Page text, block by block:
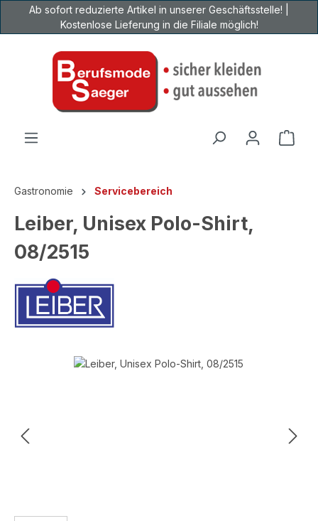
Zum Hauptinhalt springen
Ab sofort reduzierte Artikel in unserer Geschäftsstelle! |
Kostenlose Lieferung in die Filiale möglich!
Gastronomie Servicebereich
Leiber, Unisex Polo-Shirt,
08/2515
Bildergalerie überspringen